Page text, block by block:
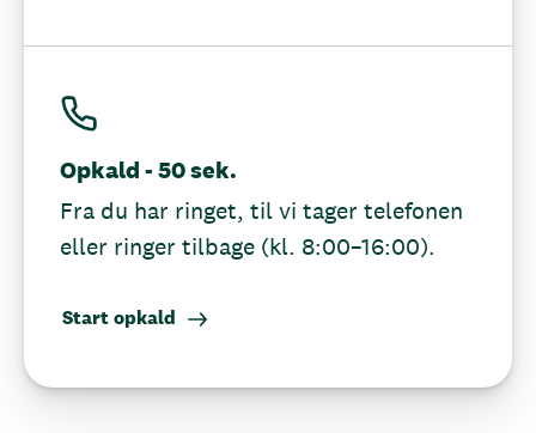
Opkald - 50 sek.
Fra du har ringet, til vi tager telefonen
eller ringer tilbage (kl. 8:00–16:00).
Start opkald